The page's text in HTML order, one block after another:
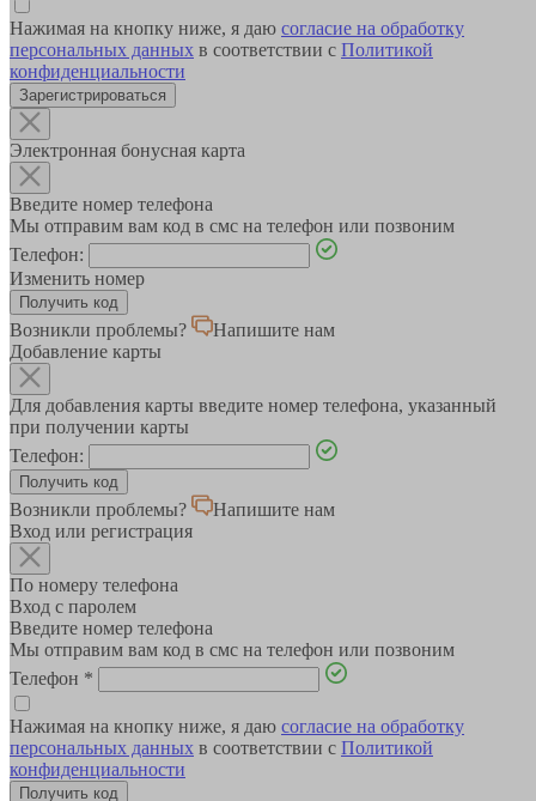
Нажимая на кнопку ниже, я даю согласие на обработку
персональных данных в соответствии с Политикой
конфиденциальности
Зарегистрироваться
Электронная бонусная карта
Введите номер телефона
Мы отправим вам код в смс на телефон или позвоним
Телефон:
Изменить номер
Возникли проблемы?
Напишите нам
Добавление карты
Для добавления карты введите номер телефона, указанный
при получении карты
Телефон:
Возникли проблемы?
Напишите нам
Вход или регистрация
По номеру телефона
Вход с паролем
Введите номер телефона
Мы отправим вам код в смс на телефон или позвоним
Телефон *
Нажимая на кнопку ниже, я даю согласие на обработку
персональных данных в соответствии с Политикой
конфиденциальности